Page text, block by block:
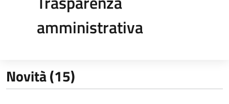
amministrativa
Novità (15)